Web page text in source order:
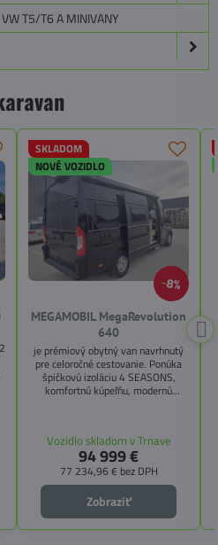
T5/T6 A MINIVANY
8%
SKLADOM
NOVÉ VOZIDLO
MEGAMOBIL MegaRevolution
640
je prémiový obytný van navrhnutý
pre celoročné cestovanie. Ponúka
špičkovú izoláciu 4 SEASONS,
komfortnú kúpeľňu, modernú
CITY, TECHNO, SICHERHEIT a
MEGA WINTER získate maximálnu
bezpečnosť, pohodlie a
technologické inovácie. Ideálna
voľba pre tých, ktorí hľadajú luxus,
funkčnosť a slobodu na cestách.
Vozidlo skladom v Trnave
94 999 €
77 234,96 € bez DPH
Zobraziť